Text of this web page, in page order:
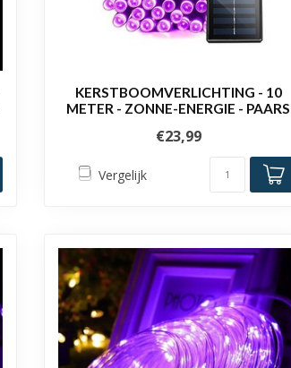
KERSTBOOMVERLICHTING - 10
METER - ZONNE-ENERGIE - PAARS
€23,99
Vergelijk